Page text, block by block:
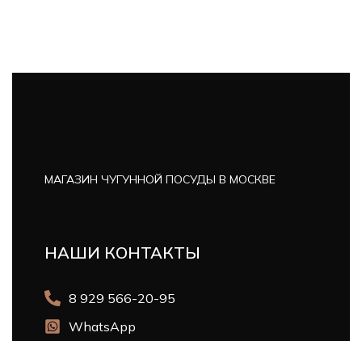
МАГАЗИН ЧУГУННОЙ ПОСУДЫ В МОСКВЕ
НАШИ КОНТАКТЫ
8 929 566-20-95
WhatsApp